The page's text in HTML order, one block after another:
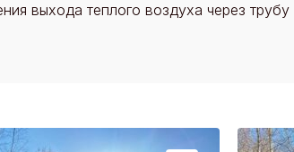
выхода теплого воздуха через